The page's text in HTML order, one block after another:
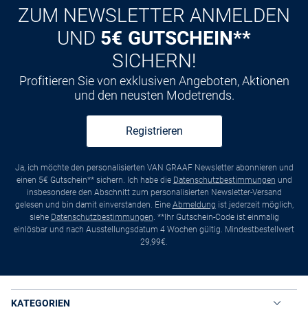
Kauf aufRechnung
ZUM NEWSLETTER ANMELDEN
UND 5€ GUTSCHEIN**
SICHERN!
Profitieren Sie von exklusiven Angeboten, Aktionen
und den neusten Modetrends.
Registrieren
Ja, ich möchte den personalisierten VAN GRAAF Newsletter abonnieren und
einen 5€ Gutschein** sichern. Ich habe die Datenschutzbestimmungen und
insbesondere den Abschnitt zum personalisierten Newsletter-Versand
gelesen und bin damit einverstanden. Eine Abmeldung ist jederzeit möglich,
siehe Datenschutzbestimmungen. **Ihr Gutschein-Code ist einmalig
einlösbar und nach Ausstellungsdatum 4 Wochen gültig. Mindestbestellwert
29,99€.
KATEGORIEN